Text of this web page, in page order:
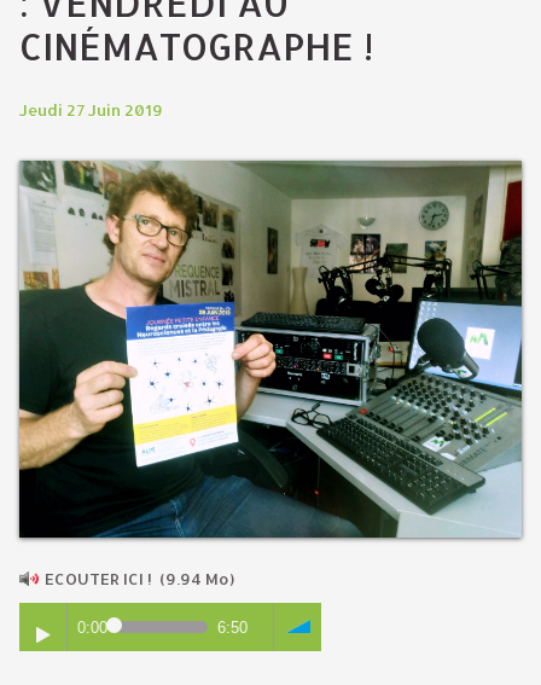
CINÉMATOGRAPHE !
Jeudi 27 Juin 2019
ECOUTER ICI ! (9.94 Mo)
0:00 6:50